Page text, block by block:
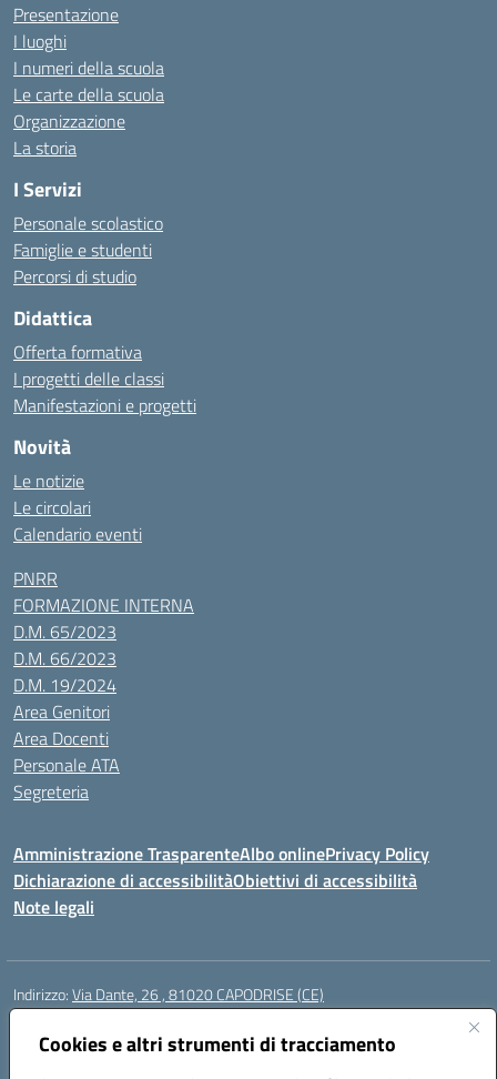
Cookies e altri strumenti di tracciamento
Presentazione
I luoghi
I numeri della scuola
Le carte della scuola
Organizzazione
La storia
I Servizi
Personale scolastico
Famiglie e studenti
Percorsi di studio
Didattica
Offerta formativa
I progetti delle classi
Manifestazioni e progetti
Novità
Le notizie
Le circolari
Calendario eventi
PNRR
FORMAZIONE INTERNA
D.M. 65/2023
D.M. 66/2023
D.M. 19/2024
Area Genitori
Area Docenti
Personale ATA
Segreteria
Amministrazione TrasparenteAlbo onlinePrivacy Policy
Dichiarazione di accessibilitàObiettivi di accessibilità
Note legali
Indirizzo:Via Dante, 26 , 81020 CAPODRISE (CE)
Centralino:
Posta elettronica certificata (PEC):CEIC83000V@pec.istruzione.it